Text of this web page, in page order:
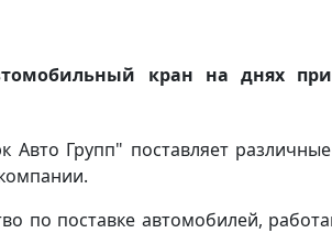
кран на днях
Групп" поставляет
по поставке автомобилей,